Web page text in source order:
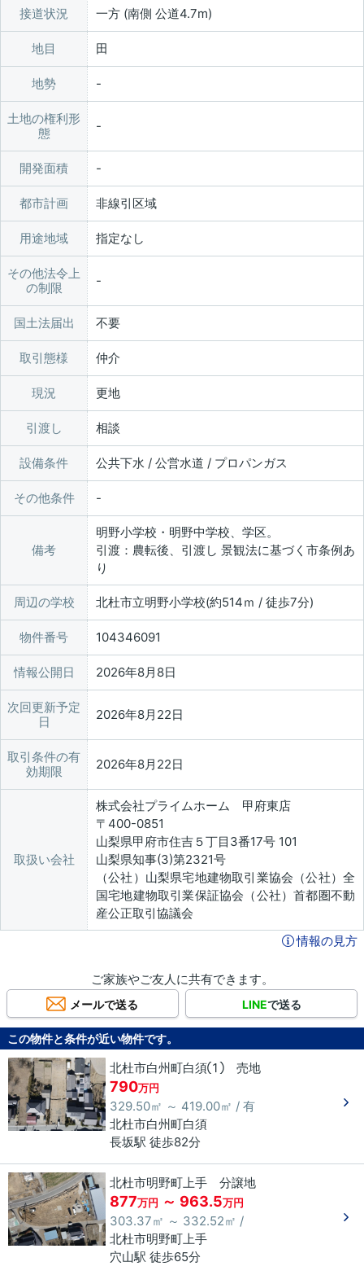
接道状況 一方 (南側 公道4.7m)
地目 田
地勢
土地の権利形
態
開発面積
都市計画 非線引区域
用途地域 指定なし
その他法令上
の制限
国土法届出 不要
取引態様 仲介
現況 更地
引渡し 相談
設備条件 公共下水 / 公営水道 / プロパンガス
その他条件
備考
明野小学校・明野中学校、学区。
引渡：農転後、引渡し 景観法に基づく市条例あ
り
周辺の学校 北杜市立明野小学校(約514ｍ / 徒歩7分)
物件番号 104346091
情報公開日 2026年8月8日
次回更新予定
日
2026年8月22日
取引条件の有
効期限
2026年8月22日
取扱い会社
株式会社プライムホーム 甲府東店
〒400-0851
山梨県甲府市住吉５丁目3番17号 101
山梨県知事(3)第2321号
（公社）山梨県宅地建物取引業協会（公社）全
国宅地建物取引業保証協会（公社）首都圏不動
産公正取引協議会
情報の見方
ご家族やご友人に共有できます。
メールで送る LINEで送る
この物件と条件が近い物件です。
北杜市白州町白須① 売地
790万円
329.50㎡ ～ 419.00㎡ / 有
北杜市白州町白須
長坂駅 徒歩82分
北杜市明野町上手 分譲地
877万円 ～ 963.5万円
303.37㎡ ～ 332.52㎡ /
北杜市明野町上手
穴山駅 徒歩65分